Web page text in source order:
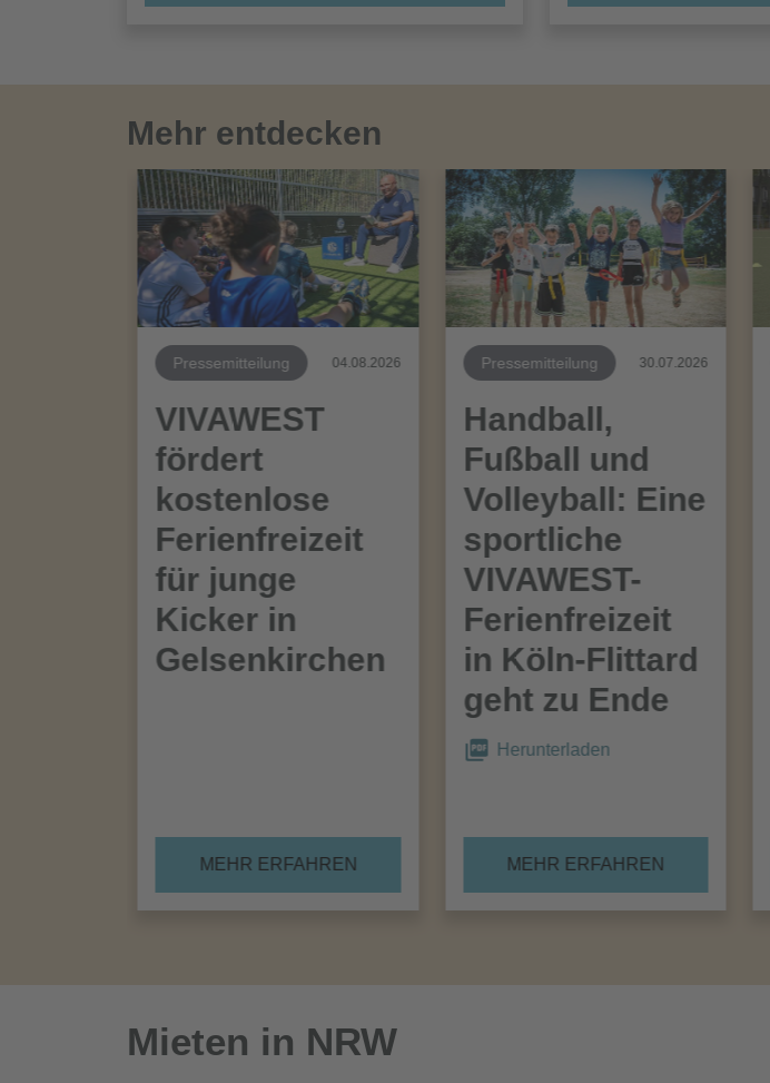
Mehr entdecken
Pressemitteilung 04.08.2026
VIVAWEST
fördert
kostenlose
Ferienfreizeit
für junge
Kicker in
Gelsenkirchen
MEHR ERFAHREN
Pressemitteilung 30.07.2026
Handball,
Fußball und
Volleyball: Eine
sportliche
VIVAWEST-
Ferienfreizeit
in Köln-Flittard
geht zu Ende
Herunterladen
MEHR ERFAHREN
Mieten in NRW